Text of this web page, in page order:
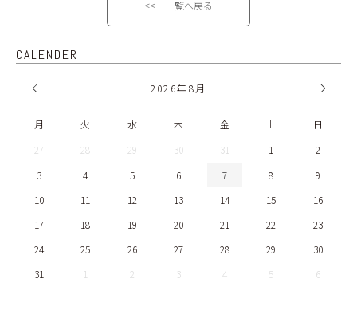
<< 一覧へ戻る
CALENDER
2026年8月
月 火 水 木 金 土
日
27
28 29 30 31 1
2
3
4 5 6 7 8
9
10
11 12 13 14 15
16
17
18 19 20 21 22
23
24
25 26 27 28 29
30
31
1 2 3 4 5 6